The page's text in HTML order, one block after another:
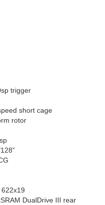
trigger
short cage
rotor
DualDrive III rear